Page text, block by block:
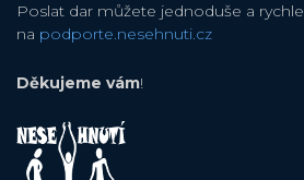
Poslat dar můžete jednoduše a rychle
na podporte.nesehnuti.cz
Děkujeme vám!